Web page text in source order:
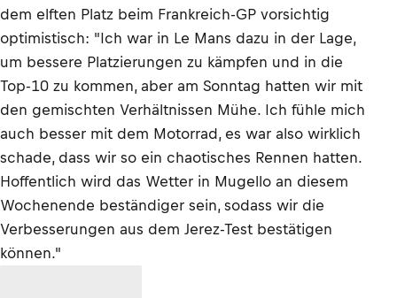
dem elften Platz beim Frankreich-GP vorsichtig
optimistisch: "Ich war in Le Mans dazu in der Lage,
um bessere Platzierungen zu kämpfen und in die
Top-10 zu kommen, aber am Sonntag hatten wir mit
den gemischten Verhältnissen Mühe. Ich fühle mich
auch besser mit dem Motorrad, es war also wirklich
schade, dass wir so ein chaotisches Rennen hatten.
Hoffentlich wird das Wetter in Mugello an diesem
Wochenende beständiger sein, sodass wir die
Verbesserungen aus dem Jerez-Test bestätigen
können."